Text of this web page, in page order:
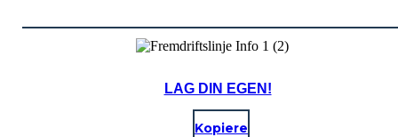
LAG DIN EGEN!
Kopiere